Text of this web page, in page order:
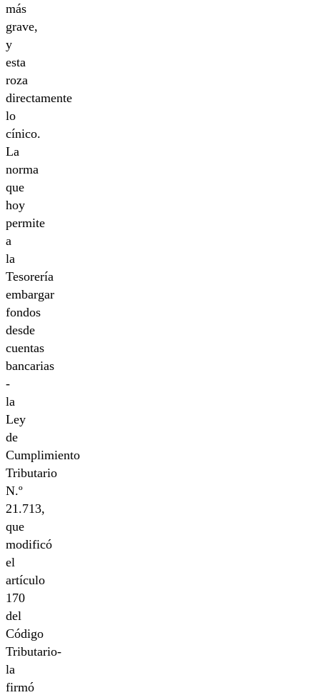
más
grave,
y
esta
roza
directamente
lo
cínico.
La
norma
que
hoy
permite
a
la
Tesorería
embargar
fondos
desde
cuentas
bancarias
-
la
Ley
de
Cumplimiento
Tributario
N.º
21.713,
que
modificó
el
artículo
170
del
Código
Tributario-
la
firmó